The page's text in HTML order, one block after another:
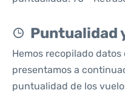
Puntualidad
Hemos recopilado
presentamos a
puntualidad de los